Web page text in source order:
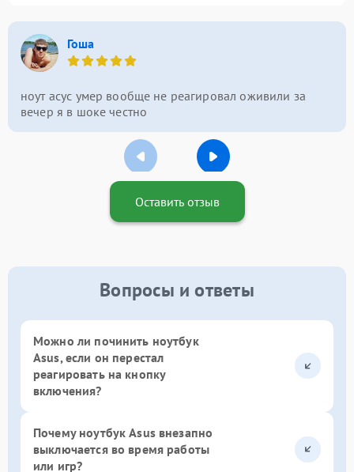
Гоша
ноут асус умер вообще не реагировал оживили за
вечер я в шоке честно
Оставить отзыв
Вопросы и ответы
Можно ли починить ноутбук
Asus, если он перестал
реагировать на кнопку
включения?
Почему ноутбук Asus внезапно
выключается во время работы
или игр?